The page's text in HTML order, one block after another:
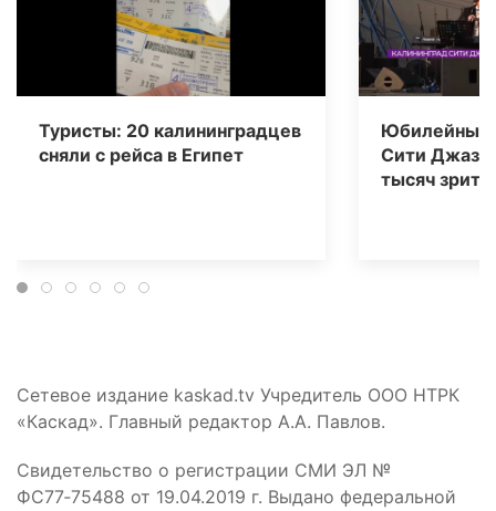
Туристы: 20 калининградцев
сняли с рейса в Египет
Юбилейный
Сити Джаз»
тысяч
Сетевое издание kaskad.tv Учредитель ООО НТРК
«Каскад». Главный редактор А.А. Павлов.
Свидетельство о регистрации СМИ ЭЛ №
ФС77‑75488 от 19.04.2019 г. Выдано федеральной